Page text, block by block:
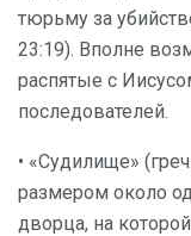
тюрьму за
23:19). Вполне
распятые с
последователей.
• «Судилище»
размером около
дворца, на